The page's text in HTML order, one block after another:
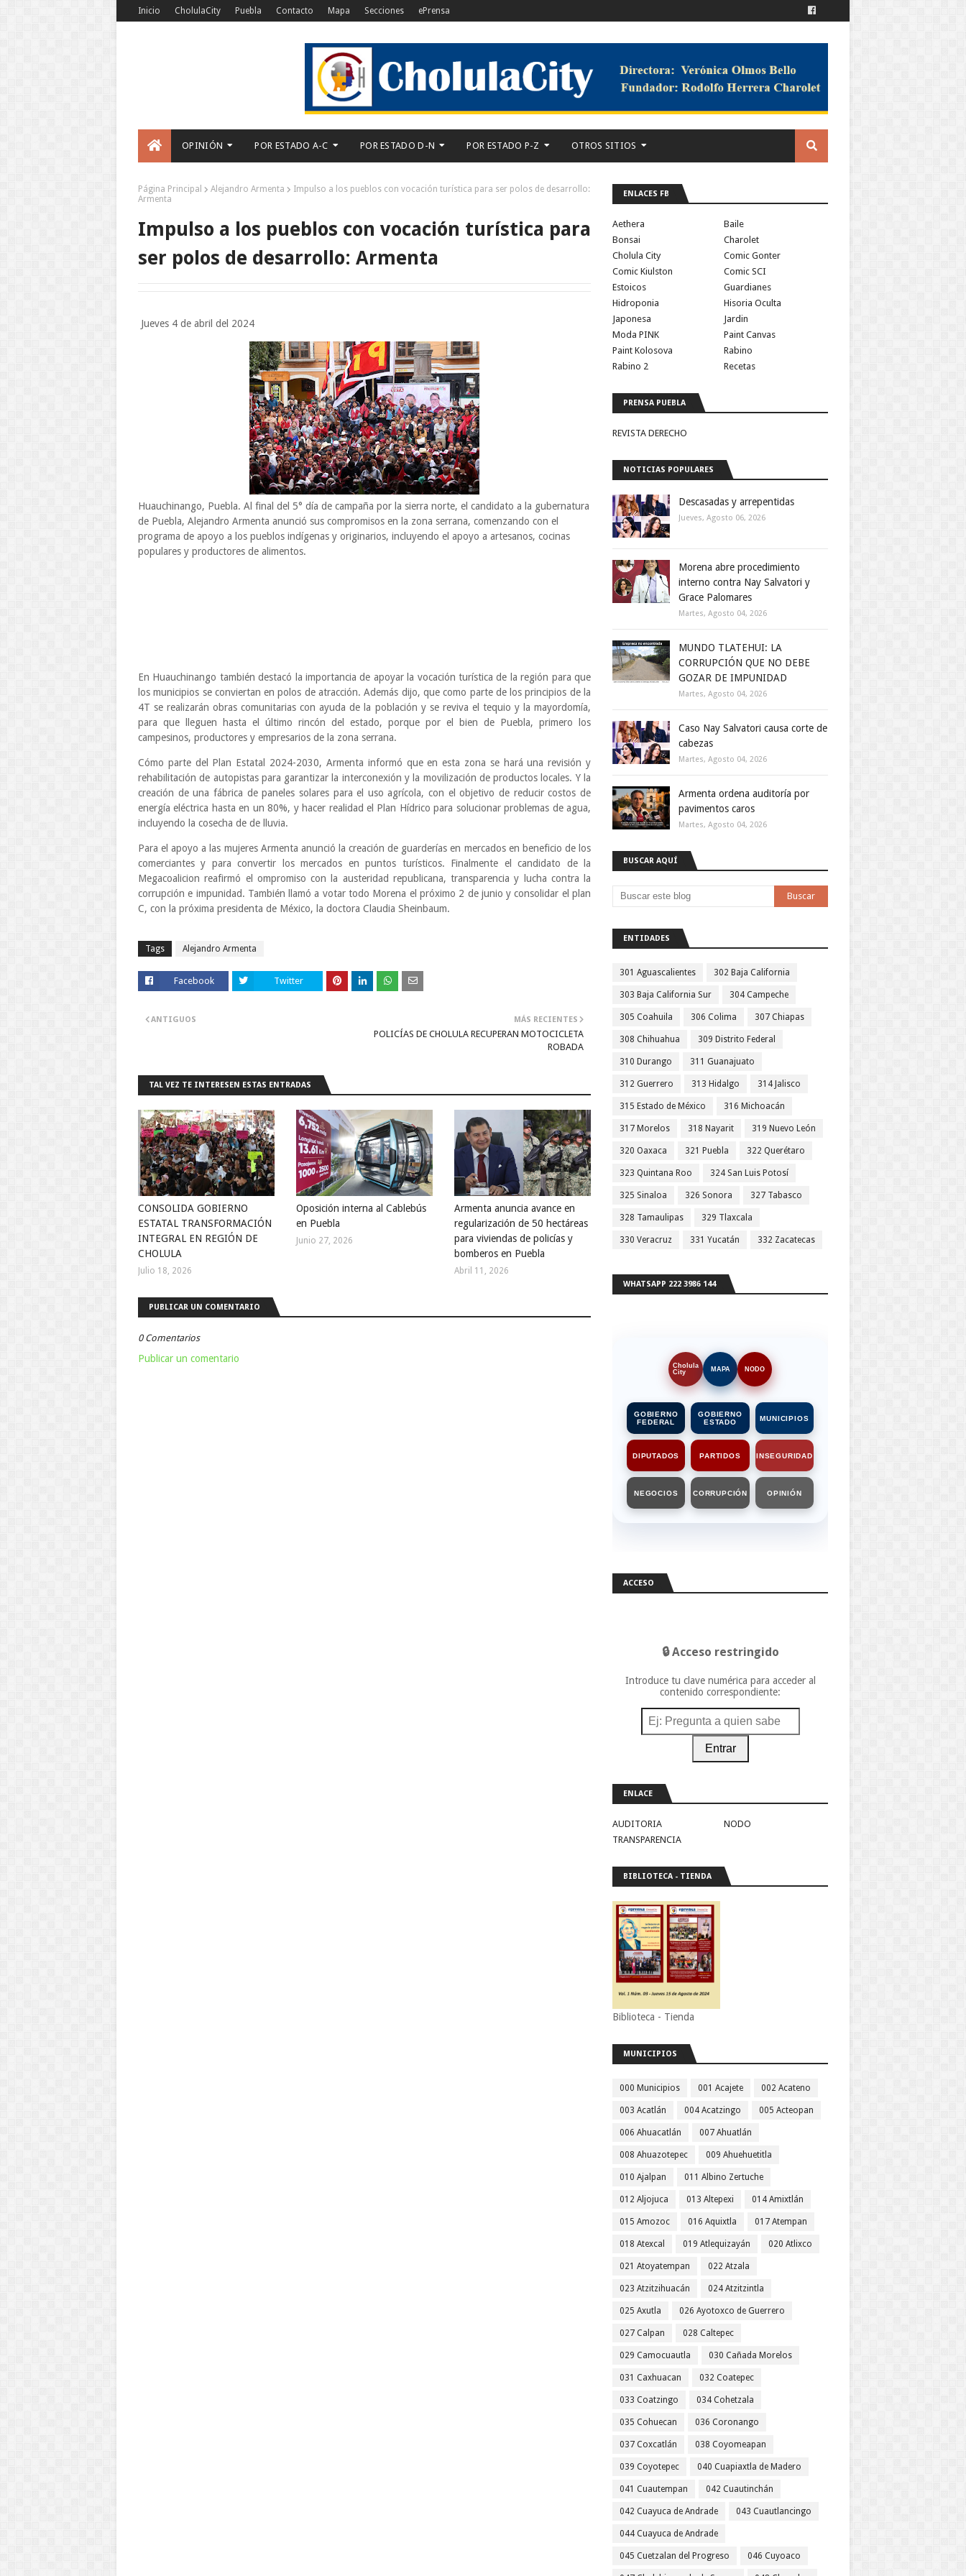
Inicio CholulaCity Puebla Contacto Mapa Secciones ePrensa
OPINIÓN POR ESTADO A-C POR ESTADO D-N POR ESTADO P-Z OTROS SITIOS
Página Principal Alejandro Armenta
Impulso a los pueblos con vocación turística para ser polos de desarrollo:
Armenta
Impulso a los pueblos con vocación turística para
ser polos de desarrollo: Armenta
Jueves 4 de abril del 2024
Huauchinango, Puebla. Al final del 5° día de campaña por la sierra norte, el candidato a la gubernatura
de Puebla, Alejandro Armenta anunció sus compromisos en la zona serrana, comenzando con el
programa de apoyo a los pueblos indígenas y originarios, incluyendo el apoyo a artesanos, cocinas
populares y productores de alimentos.
En Huauchinango también destacó la importancia de apoyar la vocación turística de la región para que
los municipios se conviertan en polos de atracción. Además dijo, que como parte de los principios de la
4T se realizarán obras comunitarias con ayuda de la población y se reviva el tequio y la mayordomía,
para que lleguen hasta el último rincón del estado, porque por el bien de Puebla, primero los
campesinos, productores y empresarios de la zona serrana.
Cómo parte del Plan Estatal 2024-2030, Armenta informó que en esta zona se hará una revisión y
rehabilitación de autopistas para garantizar la interconexión y la movilización de productos locales. Y la
creación de una fábrica de paneles solares para el uso agrícola, con el objetivo de reducir costos de
energía eléctrica hasta en un 80%, y hacer realidad el Plan Hídrico para solucionar problemas de agua,
incluyendo la cosecha de de lluvia.
Para el apoyo a las mujeres Armenta anunció la creación de guarderías en mercados en beneficio de los
comerciantes y para convertir los mercados en puntos turísticos. Finalmente el candidato de la
Megacoalicion reafirmó el ompromiso con la austeridad republicana, transparencia y lucha contra la
corrupción e impunidad. También llamó a votar todo Morena el próximo 2 de junio y consolidar el plan
C, con la próxima presidenta de México, la doctora Claudia Sheinbaum.
Tags Alejandro Armenta
Facebook Twitter
MÁS RECIENTES
POLICÍAS DE CHOLULA RECUPERAN MOTOCICLETA
ROBADA
ANTIGUOS
TAL VEZ TE INTERESEN ESTAS ENTRADAS
CONSOLIDA GOBIERNO
ESTATAL TRANSFORMACIÓN
INTEGRAL EN REGIÓN DE
CHOLULA
Julio 18, 2026
Oposición interna al Cablebús
en Puebla
Junio 27, 2026
Armenta anuncia avance en
regularización de 50 hectáreas
para viviendas de policías y
bomberos en Puebla
Abril 11, 2026
PUBLICAR UN COMENTARIO
0 Comentarios
Publicar un comentario
ENLACES FB
Aethera
Baile
Bonsai
Charolet
Cholula City
Comic Gonter
Comic Kiulston
Comic SCI
Estoicos
Guardianes
Hidroponia
Hisoria Oculta
Japonesa
Jardin
Moda PINK
Paint Canvas
Paint Kolosova
Rabino
Rabino 2
Recetas
PRENSA PUEBLA
REVISTA DERECHO
NOTICIAS POPULARES
Descasadas y arrepentidas
Jueves, Agosto 06, 2026
Morena abre procedimiento
interno contra Nay Salvatori y
Grace Palomares
Martes, Agosto 04, 2026
MUNDO TLATEHUI: LA
CORRUPCIÓN QUE NO DEBE
GOZAR DE IMPUNIDAD
Martes, Agosto 04, 2026
Caso Nay Salvatori causa corte de
cabezas
Martes, Agosto 04, 2026
Armenta ordena auditoría por
pavimentos caros
Martes, Agosto 04, 2026
BUSCAR AQUÍ
ENTIDADES
301 Aguascalientes 302 Baja California
303 Baja California Sur 304 Campeche
305 Coahuila 306 Colima 307 Chiapas
308 Chihuahua 309 Distrito Federal
310 Durango 311 Guanajuato
312 Guerrero 313 Hidalgo 314 Jalisco
315 Estado de México 316 Michoacán
317 Morelos 318 Nayarit 319 Nuevo León
320 Oaxaca 321 Puebla 322 Querétaro
323 Quintana Roo 324 San Luis Potosí
325 Sinaloa 326 Sonora 327 Tabasco
328 Tamaulipas 329 Tlaxcala
330 Veracruz 331 Yucatán 332 Zacatecas
WHATSAPP 222 3986 144
Cholula
City
MAPA NODO
GOBIERNO
FEDERAL
GOBIERNO
ESTADO
MUNICIPIOS
DIPUTADOS PARTIDOS INSEGURIDAD
NEGOCIOS CORRUPCIÓN OPINIÓN
ACCESO
🔒 Acceso restringido
Introduce tu clave numérica para acceder al
contenido correspondiente:
Entrar
ENLACE
AUDITORIA
NODO
TRANSPARENCIA
BIBLIOTECA - TIENDA
Biblioteca - Tienda
MUNICIPIOS
000 Municipios 001 Acajete 002 Acateno
003 Acatlán 004 Acatzingo 005 Acteopan
006 Ahuacatlán 007 Ahuatlán
008 Ahuazotepec 009 Ahuehuetitla
010 Ajalpan 011 Albino Zertuche
012 Aljojuca 013 Altepexi 014 Amixtlán
015 Amozoc 016 Aquixtla 017 Atempan
018 Atexcal 019 Atlequizayán 020 Atlixco
021 Atoyatempan 022 Atzala
023 Atzitzihuacán 024 Atzitzintla
025 Axutla 026 Ayotoxco de Guerrero
027 Calpan 028 Caltepec
029 Camocuautla 030 Cañada Morelos
031 Caxhuacan 032 Coatepec
033 Coatzingo 034 Cohetzala
035 Cohuecan 036 Coronango
037 Coxcatlán 038 Coyomeapan
039 Coyotepec 040 Cuapiaxtla de Madero
041 Cuautempan 042 Cuautinchán
042 Cuayuca de Andrade 043 Cuautlancingo
044 Cuayuca de Andrade
045 Cuetzalan del Progreso 046 Cuyoaco